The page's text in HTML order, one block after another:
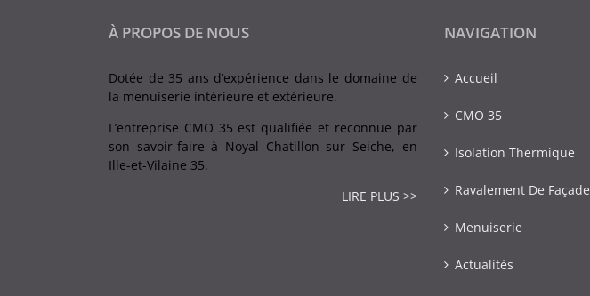
À PROPOS DE NOUS
Dotée de 35 ans d’expérience dans le domaine de
la menuiserie intérieure et extérieure.
L’entreprise CMO 35 est qualifiée et reconnue par
son savoir-faire à Noyal Chatillon sur Seiche, en
Ille-et-Vilaine 35.
LIRE PLUS >>
NAVIGATION
Accueil
CMO 35
Isolation Thermique
Ravalement De Façade
Menuiserie
Actualités